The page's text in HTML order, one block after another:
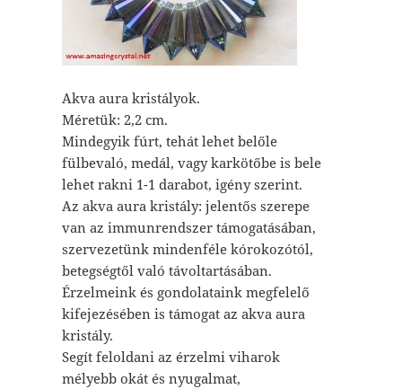
Akva aura kristályok.
Méretük: 2,2 cm.
Mindegyik fúrt, tehát lehet belőle
fülbevaló, medál, vagy karkötőbe is bele
lehet rakni 1-1 darabot, igény szerint.
Az akva aura kristály: jelentős szerepe
van az immunrendszer támogatásában,
szervezetünk mindenféle kórokozótól,
betegségtől való távoltartásában.
Érzelmeink és gondolataink megfelelő
kifejezésében is támogat az akva aura
kristály.
Segít feloldani az érzelmi viharok
mélyebb okát és nyugalmat,